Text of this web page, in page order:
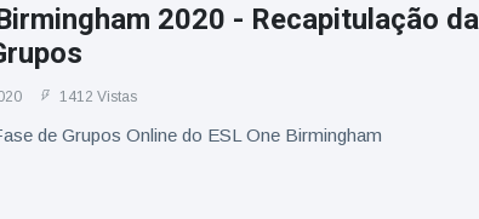
2020 - Recapitulação da
1412 Vistas
de Grupos Online do ESL One Birmingham